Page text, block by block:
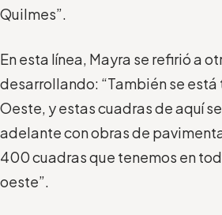
Quilmes”.
En esta línea, Mayra se refirió a
desarrollando: “También se
Oeste, y estas cuadras de aquí
adelante con obras de
400 cuadras que tenemos en
oeste”.